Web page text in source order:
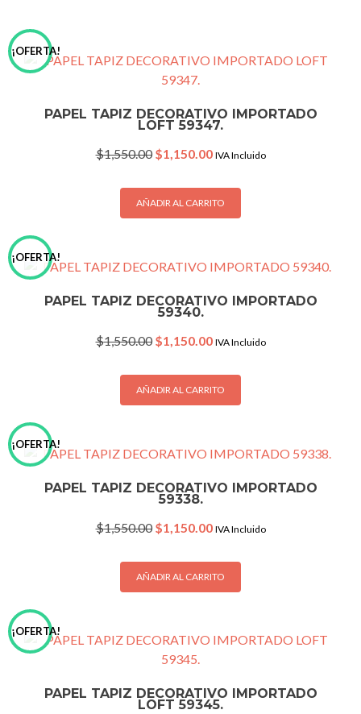
¡OFERTA!
PAPEL TAPIZ DECORATIVO IMPORTADO
LOFT 59347.
$1,550.00 Original
was:
$1,550.00.
$1,150.00Current
is:
$1,150.00.
IVA Incluido
AÑADIR AL CARRITO
¡OFERTA!
PAPEL TAPIZ DECORATIVO IMPORTADO
59340.
$1,550.00 Original
was:
$1,550.00.
$1,150.00Current
is:
$1,150.00.
IVA Incluido
AÑADIR AL CARRITO
¡OFERTA!
PAPEL TAPIZ DECORATIVO IMPORTADO
59338.
$1,550.00 Original
was:
$1,550.00.
$1,150.00Current
is:
$1,150.00.
IVA Incluido
AÑADIR AL CARRITO
¡OFERTA!
PAPEL TAPIZ DECORATIVO IMPORTADO
LOFT 59345.